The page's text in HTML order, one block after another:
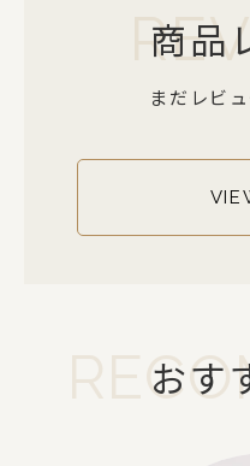
商品
まだレビ
おす